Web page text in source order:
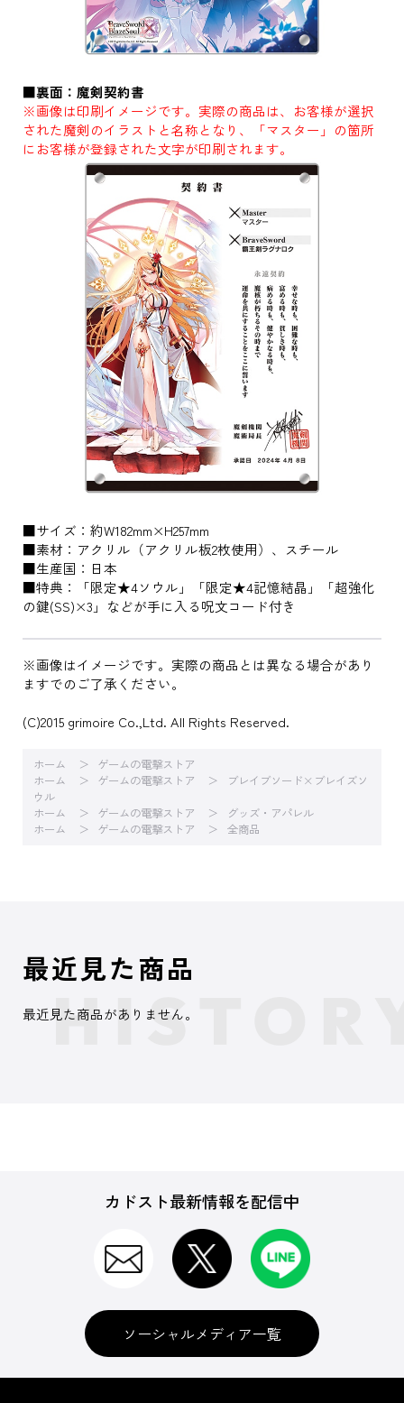
■裏面：魔剣契約書
※画像は印刷イメージです。実際の商品は、お客様が選択
された魔剣のイラストと名称となり、「マスター」の箇所
にお客様が登録された文字が印刷されます。
■サイズ：約W182mm×H257mm
■素材：アクリル（アクリル板2枚使用）、スチール
■生産国：日本
■特典：「限定★4ソウル」「限定★4記憶結晶」「超強化
の鍵(SS)×3」などが手に入る呪文コード付き
※画像はイメージです。実際の商品とは異なる場合があり
ますでのご了承ください。
(C)2015 grimoire Co.,Ltd. All Rights Reserved.
ホーム
ゲームの電撃ストア
ホーム
ゲームの電撃ストア
ブレイブソード×ブレイズソ
ウル
ホーム
ゲームの電撃ストア
グッズ・アパレル
ホーム
ゲームの電撃ストア 全商品
最近見た商品
最近見た商品がありません。
カドスト最新情報を配信中
ソーシャルメディア一覧